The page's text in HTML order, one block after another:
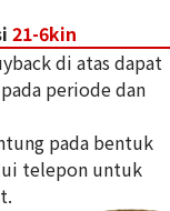
21-6kin
di atas dapat
periode dan
pada bentuk
telepon untuk